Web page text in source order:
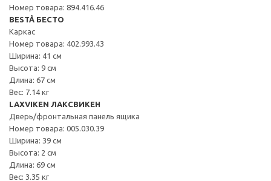
Номер товара: 894.416.46
BESTÅ БЕСТО
Каркас
Номер товара: 402.993.43
Ширина: 41 см
Высота: 9 см
Длина: 67 см
Вес: 7.14 кг
LAXVIKEN ЛАКСВИКЕН
Дверь/фронтальная панель ящика
Номер товара: 005.030.39
Ширина: 39 см
Высота: 2 см
Длина: 69 см
Вес: 3.35 кг